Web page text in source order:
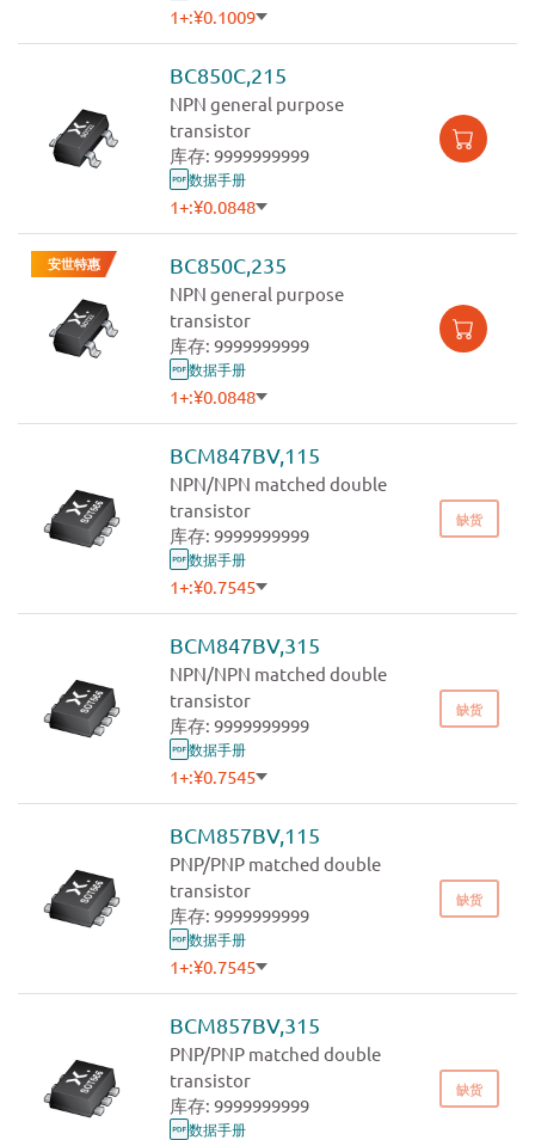
1+:¥0.1009
500+:¥0.0917
3000+:¥0.0832
BC850C,215
NPN general purpose
transistor
库存: 9999999999
数据手册
1+:¥0.0848
500+:¥0.0771
3000+:¥0.0699
安世特惠 BC850C,235
NPN general purpose
transistor
库存: 9999999999
数据手册
1+:¥0.0848
3000+:¥0.0572
BCM847BV,115
NPN/NPN matched double
transistor
库存: 9999999999
数据手册
1+:¥0.7545
500+:¥0.6859
3000+:¥0.6222
缺货
BCM847BV,315
NPN/NPN matched double
transistor
库存: 9999999999
数据手册
1+:¥0.7545
500+:¥0.6859
3000+:¥0.6222
缺货
BCM857BV,115
PNP/PNP matched double
transistor
库存: 9999999999
数据手册
1+:¥0.7545
500+:¥0.6859
3000+:¥0.6222
缺货
BCM857BV,315
PNP/PNP matched double
transistor
库存: 9999999999
数据手册
缺货